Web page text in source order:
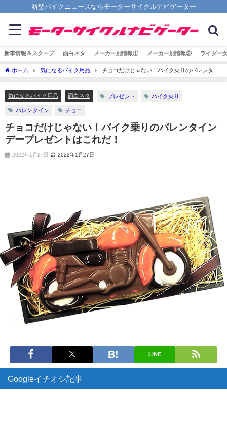
新型バイクニュースならモーターサイクルナビゲーター
新車情報＆スクープ 面白ネタ メーカー別情報① メーカー別情報② ライダー
ホーム 気になるバイク用品
チョコだけじゃない！バイク乗りのバレンタイ
ンデープレゼントはこれだ！
気になるバイク用品 面白ネタ プレゼント バイク乗り
バレンタイン チョコ
チョコだけじゃない！バイク乗りのバレンタイン
デープレゼントはこれだ！
2022年1月27日 2022年1月27日
LINE
Googleイチオシ記事